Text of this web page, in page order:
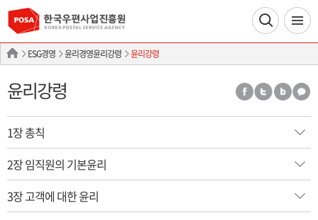
ESG경영 윤리경영윤리강령 윤리강령
윤리강령
1장 총칙
2장 임직원의 기본윤리
3장 고객에 대한 윤리